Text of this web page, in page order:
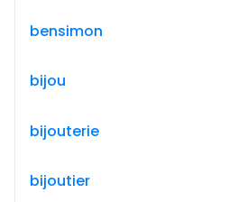
bensimon
bijou
bijouterie
bijoutier